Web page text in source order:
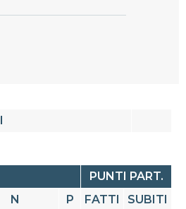
PUNTI PART.
N P FATTI
SUBITI